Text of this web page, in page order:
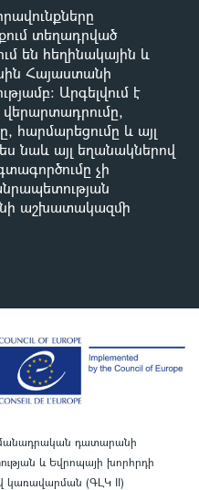
տեղադրված
են հեղինակային և
Հայաստանի
: Արգելվում է
հարմարեցումը և այլ
նաև այլ եղանակներով
չի
աշխատակազմի
դատարանի
և Եվրոպայի խորհրդի
կառավարման (ԳԼԿ II)